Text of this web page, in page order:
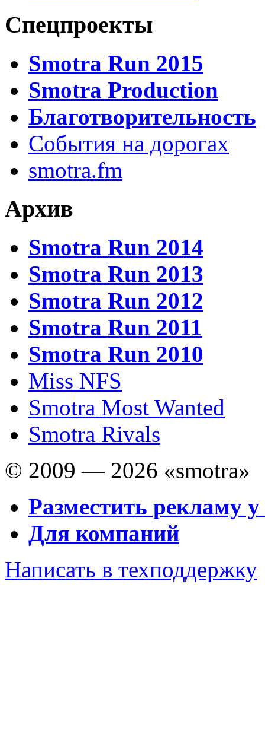
Спецпроекты
Smotra Run 2015
Smotra Production
Благотворительность
События на дорогах
smotra.fm
Архив
Smotra Run 2014
Smotra Run 2013
Smotra Run 2012
Smotra Run 2011
Smotra Run 2010
Miss NFS
Smotra Most Wanted
Smotra Rivals
© 2009 — 2026 «smotra»
Разместить рекламу у
Для компаний
Написать в техподдержку